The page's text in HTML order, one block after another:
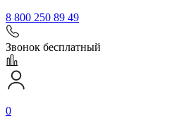
8 800 250 89 49
Звонок бесплатный
0